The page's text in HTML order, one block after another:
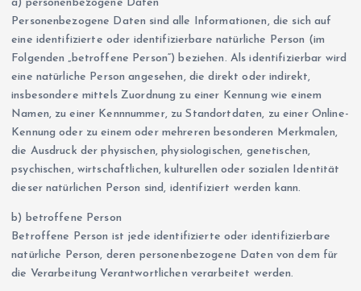
a) personenbezogene Daten
Personenbezogene Daten sind alle Informationen, die sich auf
eine identifizierte oder identifizierbare natürliche Person (im
Folgenden „betroffene Person“) beziehen. Als identifizierbar wird
eine natürliche Person angesehen, die direkt oder indirekt,
insbesondere mittels Zuordnung zu einer Kennung wie einem
Namen, zu einer Kennnummer, zu Standortdaten, zu einer Online-
Kennung oder zu einem oder mehreren besonderen Merkmalen,
die Ausdruck der physischen, physiologischen, genetischen,
psychischen, wirtschaftlichen, kulturellen oder sozialen Identität
dieser natürlichen Person sind, identifiziert werden kann.
b) betroffene Person
Betroffene Person ist jede identifizierte oder identifizierbare
natürliche Person, deren personenbezogene Daten von dem für
die Verarbeitung Verantwortlichen verarbeitet werden.